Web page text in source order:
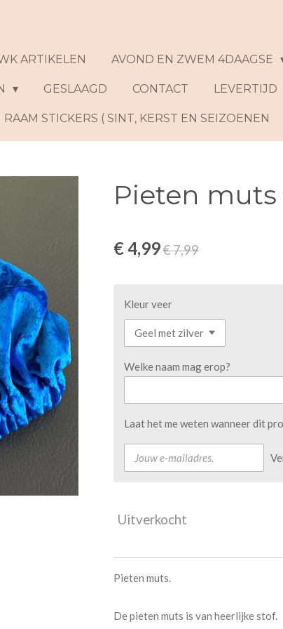
ARTIKELEN AVOND EN ZWEM 4DAAGSE
GESLAAGD CONTACT LEVERTIJD
RAAM STICKERS ( SINT, KERST EN SEIZOENEN
Pieten
€ 4,99€ 7,99
Kleur veer
Welke naam mag erop?
Laat het me weten wanneer dit
Uitverkocht
Pieten muts.
De pieten muts is van heerlijke stof.